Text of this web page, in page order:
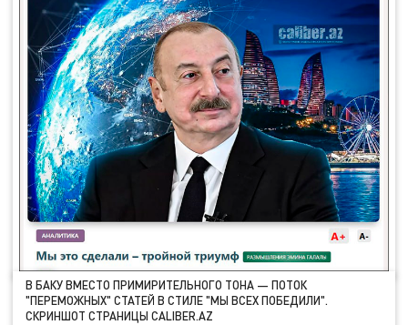
В БАКУ ВМЕСТО ПРИМИРИТЕЛЬНОГО ТОНА — ПОТОК
"ПЕРЕМОЖНЫХ" СТАТЕЙ В СТИЛЕ "МЫ ВСЕХ ПОБЕДИЛИ".
СКРИНШОТ СТРАНИЦЫ CALIBER.AZ